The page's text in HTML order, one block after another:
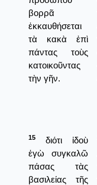
βορρᾶ
ἐκκαυθήσεται
τὰ κακὰ ἐπὶ
πάντας τοὺς
κατοικοῦντας
τὴν γῆν.
15
διότι ἰδοὺ
ἐγὼ συγκαλῶ
πάσας τὰς
βασιλείας τῆς